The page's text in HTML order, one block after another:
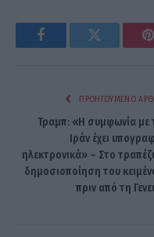
FacebookTwitter
ΠΡΟΗΓΟΎΜΕΝΟ
Τραμπ: «Η συμφωνία με
Ιράν έχει
ηλεκτρονικά» – Στο
δημοσιοποίηση του
πριν από τη